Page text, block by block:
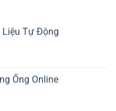
Liệu Tự Động
Ống Online